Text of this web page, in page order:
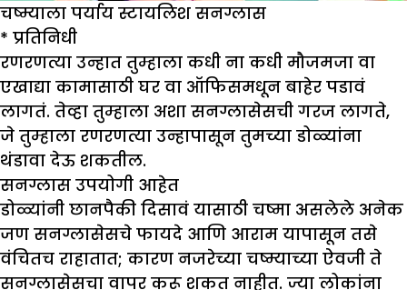
चष्म्याला पर्याय स्टायलिश सनग्लास
* प्रतिनिधी
रणरणत्या उन्हात तुम्हाला कधी ना कधी मौजमजा वा
एखाद्या कामासाठी घर वा ऑफिसमधून बाहेर पडावं
लागतं. तेव्हा तुम्हाला अशा सनग्लासेसची गरज लागते,
जे तुम्हाला रणरणत्या उन्हापासून तुमच्या डोळ्यांना
थंडावा देऊ शकतील.
सनग्लास उपयोगी आहेत
डोळ्यांनी छानपैकी दिसावं यासाठी चष्मा असलेले अनेक
जण सनग्लासेसचे फायदे आणि आराम यापासून तसे
वंचितच राहातात; कारण नजरेच्या चष्म्याच्या ऐवजी ते
सनग्लासेसचा वापर करू शकत नाहीत. ज्या लोकांना